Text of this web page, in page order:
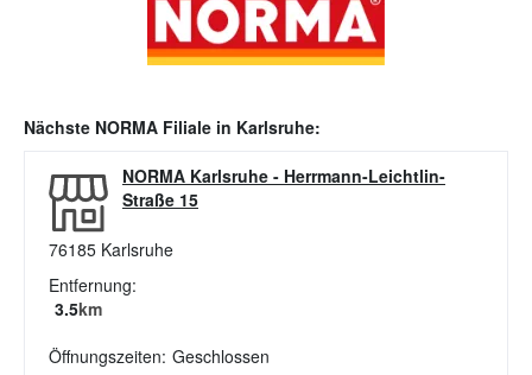
Nächste NORMA Filiale in Karlsruhe:
NORMA Karlsruhe - Herrmann-Leichtlin-
Straße 15
76185 Karlsruhe
Entfernung:
3.5km
Öffnungszeiten: Geschlossen